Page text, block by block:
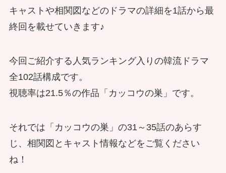
キャストや相関図などのドラマの詳細を1話から最
終回を載せていきます♪
今回ご紹介する人気ランキング入りの韓流ドラマ
全102話構成です。
視聴率は21.5％の作品「カッコウの巣」です。
それでは「カッコウの巣」の31～35話のあらす
じ、相関図とキャスト情報などをご覧ください
ね！